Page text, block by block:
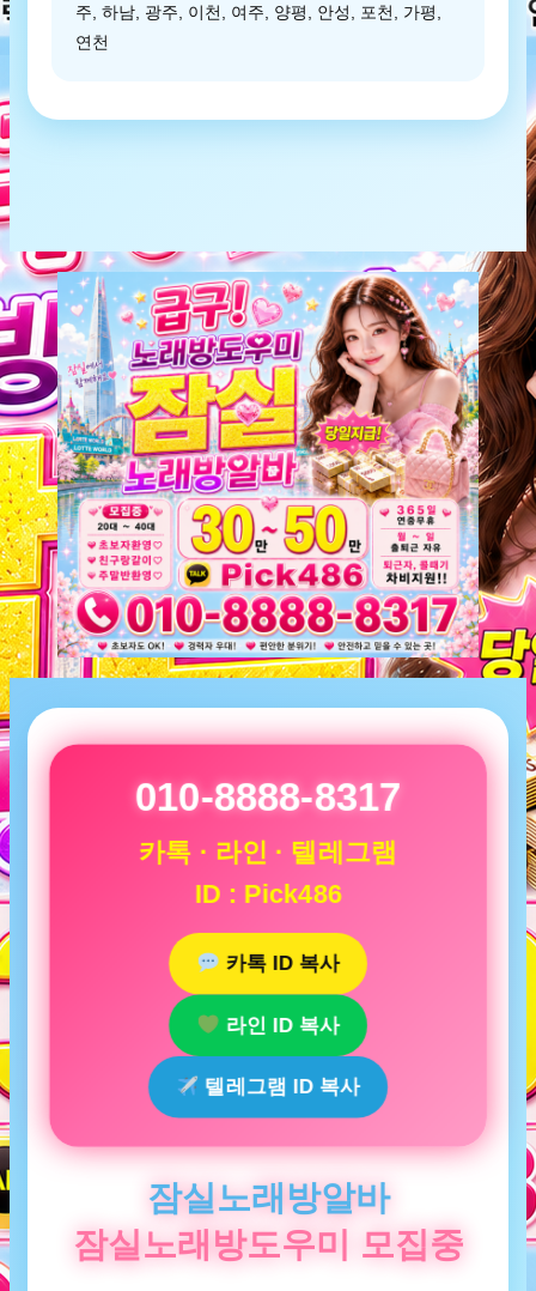
주, 하남, 광주, 이천, 여주, 양평, 안성, 포천, 가평,
연천
010-8888-8317
카톡 · 라인 · 텔레그램
ID : Pick486
카톡 ID 복사
라인 ID 복사
텔레그램 ID 복사
잠실노래방알바
잠실노래방도우미 모집중